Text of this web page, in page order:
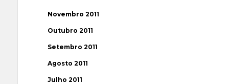
Novembro 2011
Outubro 2011
Setembro 2011
Agosto 2011
Julho 2011